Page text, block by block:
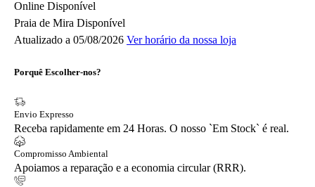
Online Disponível
Praia de Mira Disponível
Atualizado a 05/08/2026 Ver horário da nossa loja
Porquê Escolher-nos?
Envio Expresso
Receba rapidamente em 24 Horas. O nosso `Em Stock` é real.
Compromisso Ambiental
Apoiamos a reparação e a economia circular (RRR).